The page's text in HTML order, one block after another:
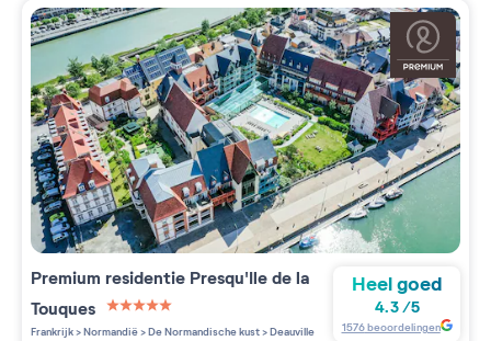
Premium residentie Presqu'Ile de la
Touques
5 étoiles sur 5
Frankrijk>Normandië>De Normandische kust>Deauville
Heel goed
4.3/5
1576beoordelingen